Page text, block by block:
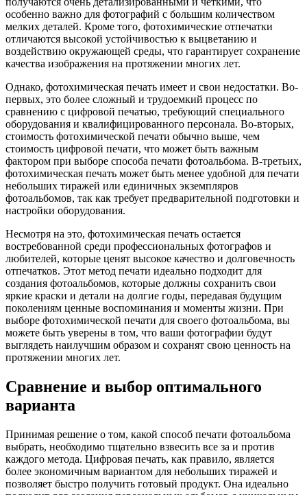
особенно важно для фотографий с большим количеством
мелких деталей. Кроме того, фотохимические отпечатки
отличаются высокой устойчивостью к выцветанию и
воздействию окружающей среды, что гарантирует сохранение
качества изображения на протяжении многих лет.
Однако, фотохимическая печать имеет и свои недостатки. Во-
первых, это более сложный и трудоемкий процесс по
сравнению с цифровой печатью, требующий специального
оборудования и квалифицированного персонала. Во-вторых,
стоимость фотохимической печати обычно выше, чем
стоимость цифровой печати, что может быть важным
фактором при выборе способа печати фотоальбома. В-третьих,
фотохимическая печать может быть менее удобной для печати
небольших тиражей или единичных экземпляров
фотоальбомов, так как требует предварительной подготовки и
настройки оборудования.
Несмотря на это, фотохимическая печать остается
востребованной среди профессиональных фотографов и
любителей, которые ценят высокое качество и долговечность
отпечатков. Этот метод печати идеально подходит для
создания фотоальбомов, которые должны сохранить свои
яркие краски и детали на долгие годы, передавая будущим
поколениям ценные воспоминания и моменты жизни. При
выборе фотохимической печати для своего фотоальбома, вы
можете быть уверены в том, что ваши фотографии будут
выглядеть наилучшим образом и сохранят свою ценность на
протяжении многих лет.
Сравнение и выбор оптимального
варианта
Принимая решение о том, какой способ печати фотоальбома
выбрать, необходимо тщательно взвесить все за и против
каждого метода. Цифровая печать, как правило, является
более экономичным вариантом для небольших тиражей и
позволяет быстро получить готовый продукт. Она идеально